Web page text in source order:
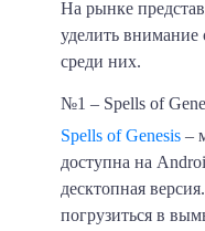
На рынке
уделить внимание
среди них.
№1 – Spells of
Spells of Genesis –
доступна на
десктопная
погрузиться в